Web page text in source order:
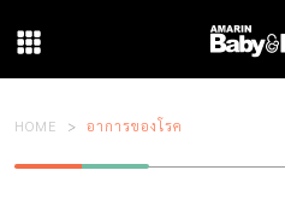
HOME อาการของโรค